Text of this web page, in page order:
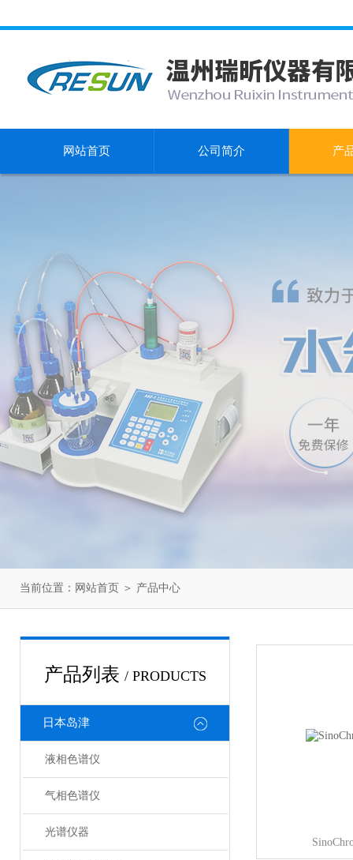
网站首页 公司简介 产
当前位置： 网站首页 ＞ 产品中心
产品列表 / PRODUCTS
日本岛津
液相色谱仪
气相色谱仪
光谱仪器